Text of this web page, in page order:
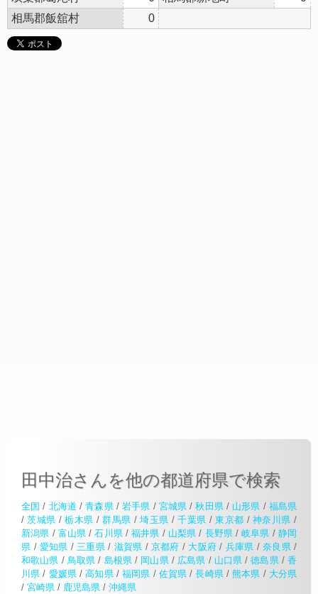
相馬郡飯舘村
0
田中治さんを他の都道府県で検索
全国 / 北海道 /青森県/ 岩手県 / 宮城県 /秋田県/ 山形県 / 福島県
/茨城県 /栃木県 /群馬県 /埼玉県 /千葉県 /東京都 /神奈川県 /
新潟県 / 富山県 /石川県/福井県 / 山梨県 / 長野県/岐阜県 / 静岡
県 / 愛知県 /三重県 / 滋賀県 / 京都府 / 大阪府 / 兵庫県 / 奈良県/
和歌山県 / 鳥取県 / 島根県/ 岡山県/ 広島県 / 山口県 /徳島県/香
川県 / 愛媛県/高知県/ 福岡県 / 佐賀県 /長崎県/熊本県 / 大分県
/ 宮崎県 / 鹿児島県 / 沖縄県